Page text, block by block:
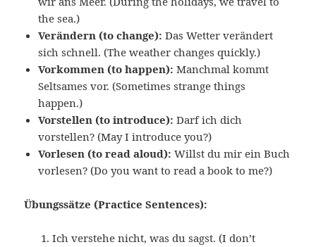
the sea.)
Verändern (to change): Das Wetter verändert
sich schnell. (The weather changes quickly.)
Vorkommen (to happen): Manchmal kommt
Seltsames vor. (Sometimes strange things
happen.)
Vorstellen (to introduce): Darf ich dich
vorstellen? (May I introduce you?)
Vorlesen (to read aloud): Willst du mir ein Buch
vorlesen? (Do you want to read a book to me?)
Übungssätze (Practice Sentences):
Ich verstehe nicht, was du sagst. (I don’t